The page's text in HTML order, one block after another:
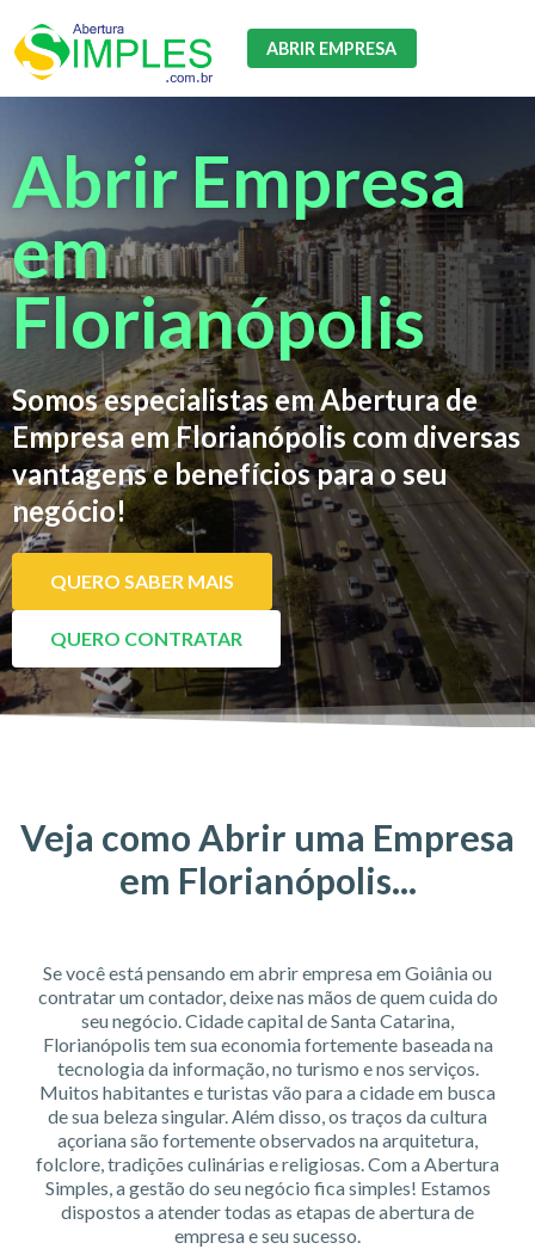
ABRIR EMPRESA
Abrir Empresa
em
Florianópolis
Somos especialistas em Abertura de
Empresa em Florianópolis com diversas
vantagens e benefícios para o seu
negócio!
QUERO SABER MAIS
QUERO CONTRATAR
Veja como Abrir uma Empresa
em Florianópolis...
Se você está pensando em abrir empresa em Goiânia ou
contratar um contador, deixe nas mãos de quem cuida do
seu negócio. Cidade capital de Santa Catarina,
Florianópolis tem sua economia fortemente baseada na
tecnologia da informação, no turismo e nos serviços.
Muitos habitantes e turistas vão para a cidade em busca
de sua beleza singular. Além disso, os traços da cultura
açoriana são fortemente observados na arquitetura,
folclore, tradições culinárias e religiosas. Com a Abertura
Simples, a gestão do seu negócio fica simples! Estamos
dispostos a atender todas as etapas de abertura de
empresa e seu sucesso.